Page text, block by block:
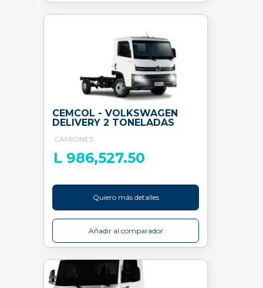
CEMCOL - VOLKSWAGEN
DELIVERY 2 TONELADAS
CAMIONES
L 986,527.50
Quiero más detalles
Añadir al comparador